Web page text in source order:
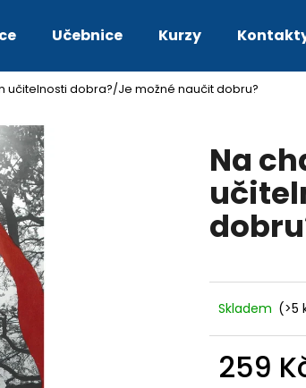
Učebnice Kurzy
učitelnosti dobra?/Je možné naučit dobru?
Na
Skladem (>5
259
Co potřebujete najít?
HLEDAT